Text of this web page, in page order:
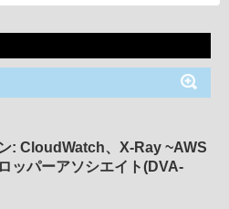
: CloudWatch、X-Ray ~AWS
ッパーアソシエイト(DVA-